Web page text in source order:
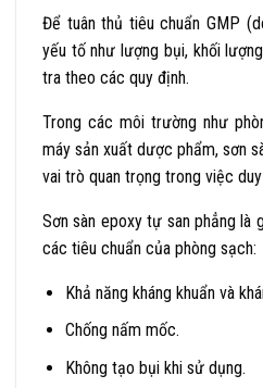
Để tuân thủ tiêu chuẩn GMP
yếu tố như lượng bụi, khối
tra theo các quy định.
Trong các môi trường như
máy sản xuất dược phẩm, sơn
vai trò quan trọng trong việc
Sơn sàn epoxy tự san phẳng là
các tiêu chuẩn của phòng sạch:
Khả năng kháng khuẩn và
Chống nấm mốc.
Không tạo bụi khi sử dụng.